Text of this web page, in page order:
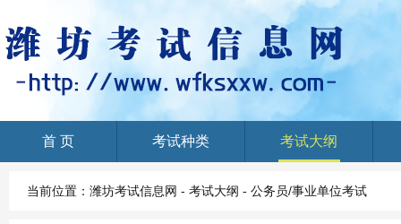
首 页
Home
考试种类 考试大纲
当前位置： 潍坊考试信息网 - 考试大纲 - 公务员/事业单位考试